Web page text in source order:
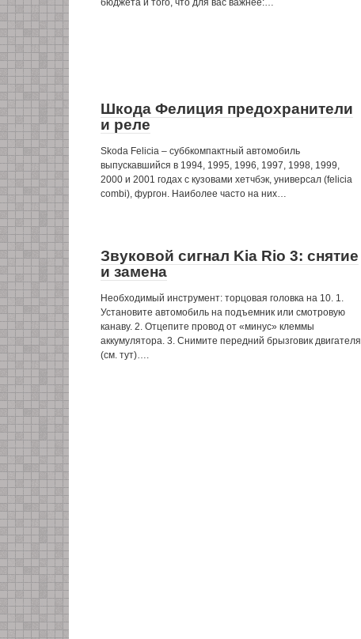
бюджета и того, что для вас важнее:…
Шкода Фелиция предохранители
и реле
Skoda Felicia – суббкомпактный автомобиль
выпускавшийся в 1994, 1995, 1996, 1997, 1998, 1999,
2000 и 2001 годах с кузовами хетчбэк, универсал (felicia
combi), фургон. Наиболее часто на них…
Звуковой сигнал Kia Rio 3: снятие
и замена
Необходимый инструмент: торцовая головка на 10. 1.
Установите автомобиль на подъемник или смотровую
канаву. 2. Отцепите провод от «минус» клеммы
аккумулятора. 3. Снимите передний брызговик двигателя
(см. тут)….